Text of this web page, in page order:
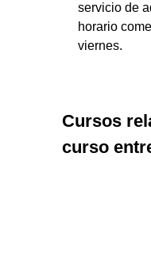
servicio de
horario
viernes.
Cursos
curso